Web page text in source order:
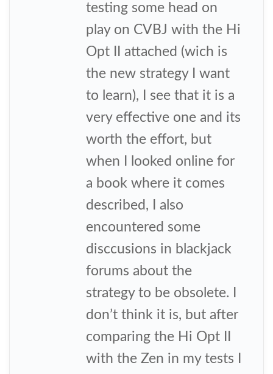
testing some head on
play on CVBJ with the Hi
Opt II attached (wich is
the new strategy I want
to learn), I see that it is a
very effective one and its
worth the effort, but
when I looked online for
a book where it comes
described, I also
encountered some
disccusions in blackjack
forums about the
strategy to be obsolete. I
don’t think it is, but after
comparing the Hi Opt II
with the Zen in my tests I